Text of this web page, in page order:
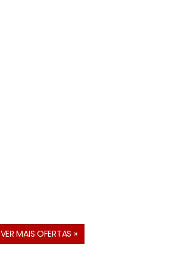
VER MAIS OFERTAS »